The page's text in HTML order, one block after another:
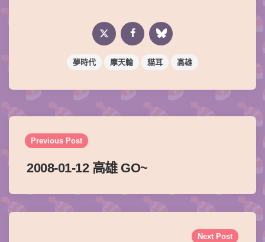
夢時代 摩天輪 貓耳 高雄
Post
navigation
Previous Post
2008-01-12 高雄 GO~
Next Post